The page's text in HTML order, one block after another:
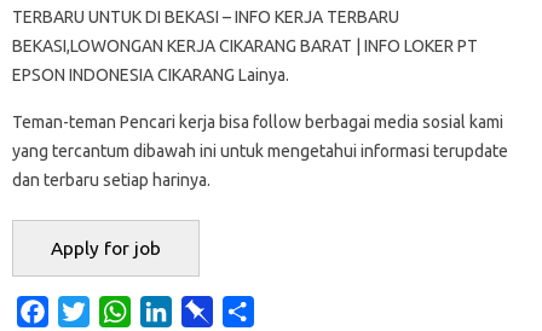
TERBARU UNTUK DI BEKASI – INFO KERJA TERBARU
BEKASI,LOWONGAN KERJA CIKARANG BARAT | INFO LOKER PT
EPSON INDONESIA CIKARANG Lainya.
Teman-teman Pencari kerja bisa follow berbagai media sosial kami
yang tercantum dibawah ini untuk mengetahui informasi terupdate
dan terbaru setiap harinya.
W